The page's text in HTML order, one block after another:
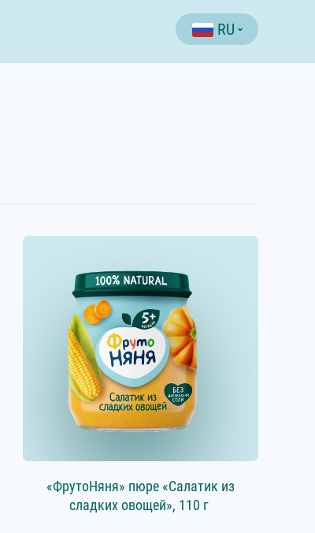
RU
«ФрутоНяня» пюре «Салатик из
сладких овощей», 110 г